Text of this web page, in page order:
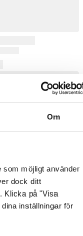
Om
som möjligt använder
dock ditt
Klicka på "Visa
inställningar för